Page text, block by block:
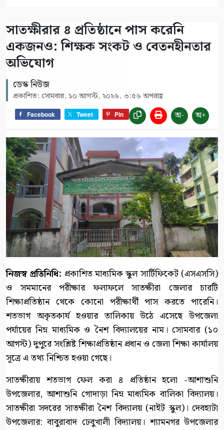
সাতক্ষীরার ৪ প্রতিষ্ঠানে পাস করেনি
একজনও: শিক্ষক সংকট ও বেতনহীনতার
অভিযোগ
ডেস্ক নিউজ
প্রকাশিত: সোমবার, ১০ আগস্ট, ২০২৬, ৩:৫৬ অপরাহ্ণ
Facebook Tweet Pin অ- অ+
নিজস্ব প্রতিনিধি: প্রকাশিত মাধ্যমিক স্কুল সার্টিফিকেট (এসএসসি)
ও সমমানের পরীক্ষার ফলাফলে সাতক্ষীরা জেলার চারটি
শিক্ষাপ্রতিষ্ঠান থেকে কোনো পরীক্ষার্থী পাস করতে পারেনি।
শতভাগ অকৃতকার্য হওয়ার তালিকায় উঠে এসেছে উপজেলা
পর্যায়ের নিম্ন মাধ্যমিক ও নৈশ বিদ্যালয়ের নাম। সোমবার (১০
আগস্ট) দুপুরে সংশ্লিষ্ট শিক্ষাপ্রতিষ্ঠান প্রধান ও জেলা শিক্ষা কার্যালয়
সূত্রে এ তথ্য নিশ্চিত হওয়া গেছে।
সাতক্ষীরায় শতভাগ ফেল করা ৪ প্রতিষ্ঠান হলো -আশাশুনি
উপজেলার, আশাশুনি গোদাড়া নিম্ন মাধ্যমিক বালিকা বিদ্যালয়।
সাতক্ষীরা সদরের সাতক্ষীরা নৈশ বিদ্যালয় (নাইট স্কুল)। দেবহাটা
উপজেলার: বাবুরাবাদ ঢেবুখালী বিদ্যালয়। শ্যামনগর উপজেলার